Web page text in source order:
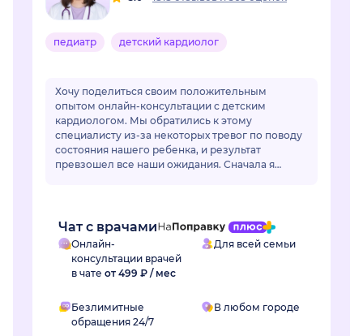
педиатр детский кардиолог
Хочу поделиться своим положительным
опытом онлайн-консультации с детским
кардиологом. Мы обратились к этому
специалисту из-за некоторых тревог по поводу
состояния нашего ребенка, и результат
превзошел все наши ожидания. Сначала я
Чат с врачами
Онлайн-
консультации врачей
в чате от 499 ₽ / мес
Для всей семьи
Безлимитные
обращения 24/7
В любом городе